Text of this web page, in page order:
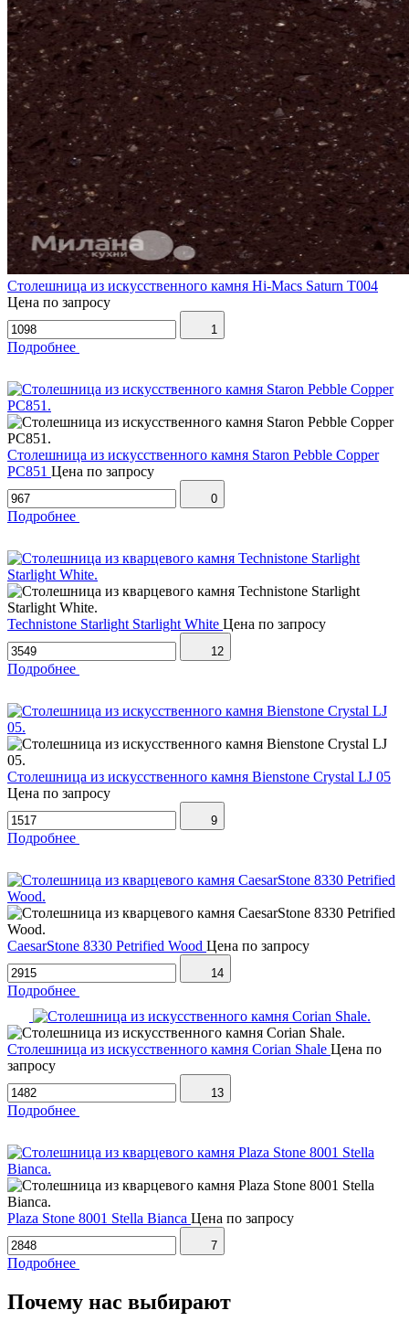
Столешница из искусственного камня Hi-Macs Saturn T004
Цена по запросу
1
Подробнее
Столешница из искусственного камня Staron Pebble Copper
PC851 Цена по запросу
0
Подробнее
Technistone Starlight Starlight White Цена по запросу
12
Подробнее
Столешница из искусственного камня Bienstone Crystal LJ 05
Цена по запросу
9
Подробнее
CaesarStone 8330 Petrified Wood Цена по запросу
14
Подробнее
Столешница из искусственного камня Corian Shale Цена по
запросу
13
Подробнее
Plaza Stone 8001 Stella Bianca Цена по запросу
7
Подробнее
Почему нас выбирают